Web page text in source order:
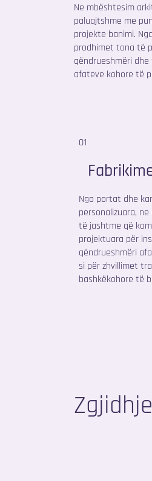
Ne mbështesim
paluajtshme me
projekte banimi.
prodhimet tona të
qëndrueshmëri
afateve kohore të
01
Nga portat dhe
personalizuara,
të jashtme që
projektuara për
qëndrueshmëri
si për zhvillimet
bashkëkohore të